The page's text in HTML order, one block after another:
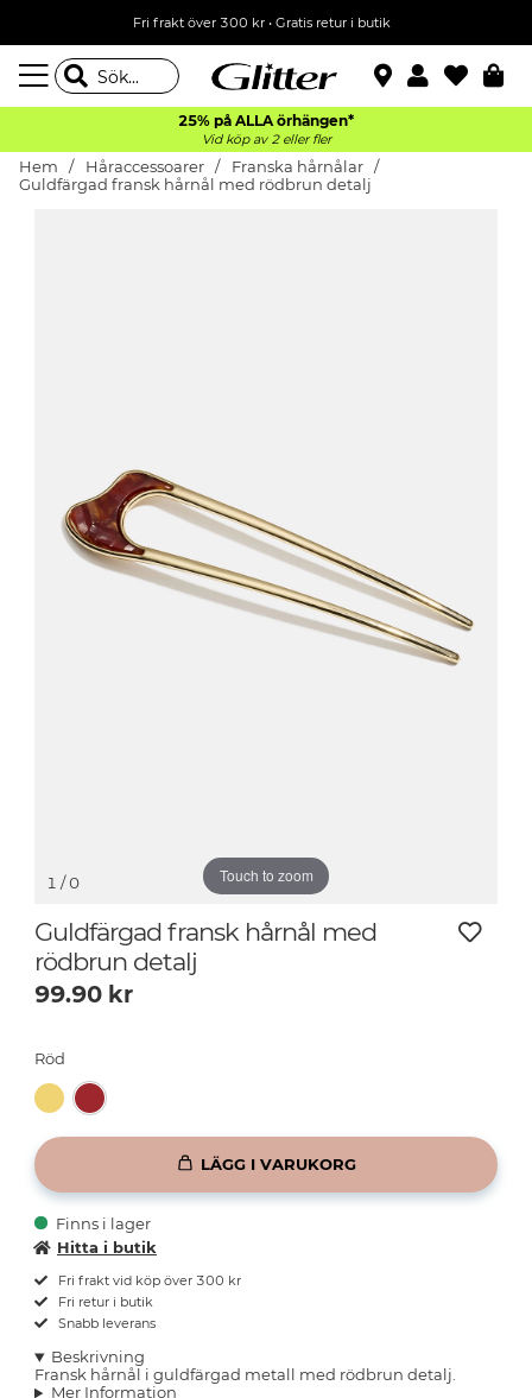
Fri frakt över 300 kr• Gratis retur i butik
25% på ALLA örhängen*
Vid köp av 2 eller fler
Hem Håraccessoarer
Franska hårnålar
Guldfärgad fransk hårnål med rödbrun detalj
Touch to zoom
1 / 0
Guldfärgad fransk hårnål med
rödbrun detalj
99.90 kr
Röd
LÄGG I VARUKORG
Finns i lager
Hitta i butik
Fri frakt vid köp över 300 kr
Fri retur i butik
Snabb leverans
Beskrivning
Fransk hårnål i guldfärgad metall med rödbrun detalj.
Mer Information